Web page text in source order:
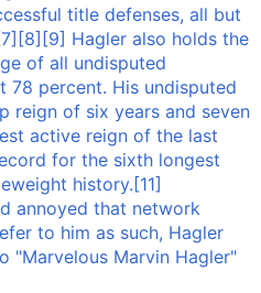
title defenses, all but
Hagler also holds the
of all undisputed
78 percent. His undisputed
reign of six years and seven
active reign of the last
for the sixth longest
history.[11]
annoyed that network
to him as such, Hagler
"Marvelous Marvin Hagler"